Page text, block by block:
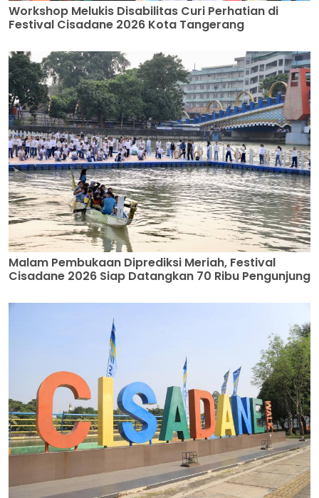
Workshop Melukis Disabilitas Curi Perhatian di
Festival Cisadane 2026 Kota Tangerang
Malam Pembukaan Diprediksi Meriah, Festival
Cisadane 2026 Siap Datangkan 70 Ribu Pengunjung